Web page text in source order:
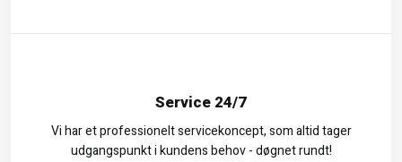
Service 24/7
Vi har et professionelt servicekoncept, som altid tager
udgangspunkt i kundens behov - døgnet rundt!